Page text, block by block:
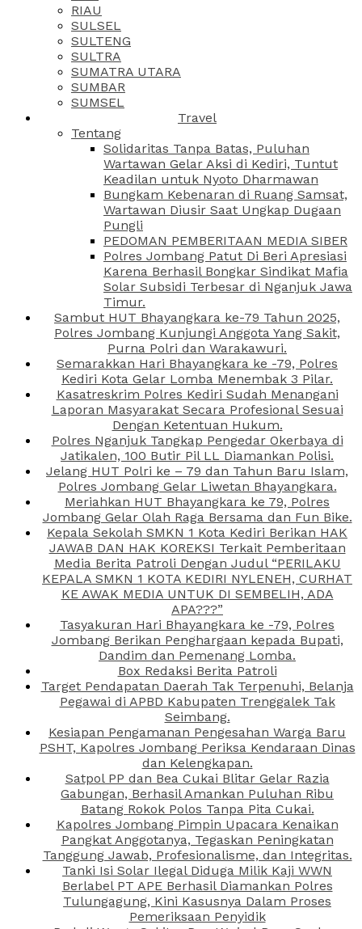
RIAU
SULSEL
SULTENG
SULTRA
SUMATRA UTARA
SUMBAR
SUMSEL
Travel
Tentang
Solidaritas Tanpa Batas, Puluhan
Wartawan Gelar Aksi di Kediri, Tuntut
Keadilan untuk Nyoto Dharmawan
Bungkam Kebenaran di Ruang Samsat,
Wartawan Diusir Saat Ungkap Dugaan
Pungli
PEDOMAN PEMBERITAAN MEDIA SIBER
Polres Jombang Patut Di Beri Apresiasi
Karena Berhasil Bongkar Sindikat Mafia
Solar Subsidi Terbesar di Nganjuk Jawa
Timur.
Sambut HUT Bhayangkara ke-79 Tahun 2025,
Polres Jombang Kunjungi Anggota Yang Sakit,
Purna Polri dan Warakawuri.
Semarakkan Hari Bhayangkara ke -79, Polres
Kediri Kota Gelar Lomba Menembak 3 Pilar.
Kasatreskrim Polres Kediri Sudah Menangani
Laporan Masyarakat Secara Profesional Sesuai
Dengan Ketentuan Hukum.
Polres Nganjuk Tangkap Pengedar Okerbaya di
Jatikalen, 100 Butir Pil LL Diamankan Polisi.
Jelang HUT Polri ke – 79 dan Tahun Baru Islam,
Polres Jombang Gelar Liwetan Bhayangkara.
Meriahkan HUT Bhayangkara ke 79, Polres
Jombang Gelar Olah Raga Bersama dan Fun Bike.
Kepala Sekolah SMKN 1 Kota Kediri Berikan HAK
JAWAB DAN HAK KOREKSI Terkait Pemberitaan
Media Berita Patroli Dengan Judul “PERILAKU
KEPALA SMKN 1 KOTA KEDIRI NYLENEH, CURHAT
KE AWAK MEDIA UNTUK DI SEMBELIH, ADA
APA???”
Tasyakuran Hari Bhayangkara ke -79, Polres
Jombang Berikan Penghargaan kepada Bupati,
Dandim dan Pemenang Lomba.
Box Redaksi Berita Patroli
Target Pendapatan Daerah Tak Terpenuhi, Belanja
Pegawai di APBD Kabupaten Trenggalek Tak
Seimbang.
Kesiapan Pengamanan Pengesahan Warga Baru
PSHT, Kapolres Jombang Periksa Kendaraan Dinas
dan Kelengkapan.
Satpol PP dan Bea Cukai Blitar Gelar Razia
Gabungan, Berhasil Amankan Puluhan Ribu
Batang Rokok Polos Tanpa Pita Cukai.
Kapolres Jombang Pimpin Upacara Kenaikan
Pangkat Anggotanya, Tegaskan Peningkatan
Tanggung Jawab, Profesionalisme, dan Integritas.
Tanki Isi Solar Ilegal Diduga Milik Kaji WWN
Berlabel PT APE Berhasil Diamankan Polres
Tulungagung, Kini Kasusnya Dalam Proses
Pemeriksaan Penyidik